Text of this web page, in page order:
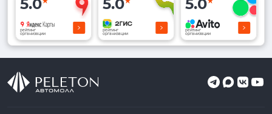
5.0
рейтинг
организации
5.0
рейтинг
организации
5.0
рейтинг
организации